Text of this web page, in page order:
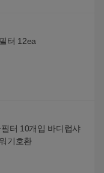
터 12ea
터 10개입 바디럽샤
기호환